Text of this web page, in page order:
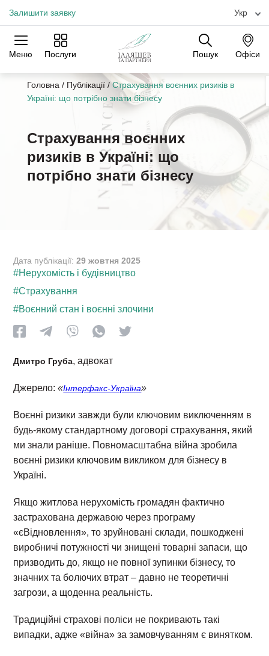
Залишити заявку Укр
Меню Послуги Пошук Офіси
Практики Галузі
Офіси
Головна / Публікації/Страхування воєнних ризиків в
Україні: що потрібно знати бізнесу
Страхування воєнних
ризиків в Україні: що
потрібно знати бізнесу
Дата публікації:29 жовтня 2025
#Нерухомість і будівництво
#Страхування
#Воєнний стан і воєнні злочини
Дмитро Груба, адвокат
Джерело:«Інтерфакс-Україна»
Воєнні ризики завжди були ключовим виключенням в
будь-якому стандартному договорі страхування, який
ми знали раніше. Повномасштабна війна зробила
воєнні ризики ключовим викликом для бізнесу в
Україні.
Якщо житлова нерухомість громадян фактично
застрахована державою через програму
«єВідновлення», то зруйновані склади, пошкоджені
виробничі потужності чи знищені товарні запаси, що
призводить до, якщо не повної зупинки бізнесу, то
значних та болючих втрат – давно не теоретичні
загрози, а щоденна реальність.
Традиційні страхові поліси не покривають такі
випадки, адже «війна» за замовчуванням є винятком.